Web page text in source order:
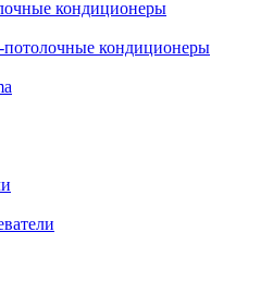
кондиционеры
кондиционеры